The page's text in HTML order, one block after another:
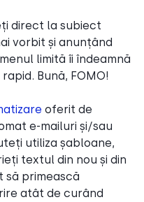
direct la subiect
vorbit și anunțând
limită îi îndeamnă
Bună, FOMO!
oferit de
e-mailuri și/sau
utiliza șabloane,
textul din nou și din
să primească
atât de curând